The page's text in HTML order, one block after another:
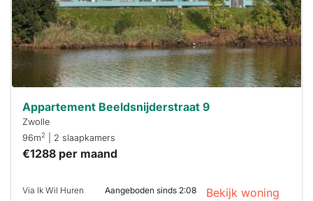
Stekkies helpt
je hierbij!
Appartement Beeldsnijderstraat 9
Zwolle
96m2 | 2 slaapkamers
€1288 per maand
Via Ik Wil Huren Aangeboden sinds 2:08 Bekijk woning